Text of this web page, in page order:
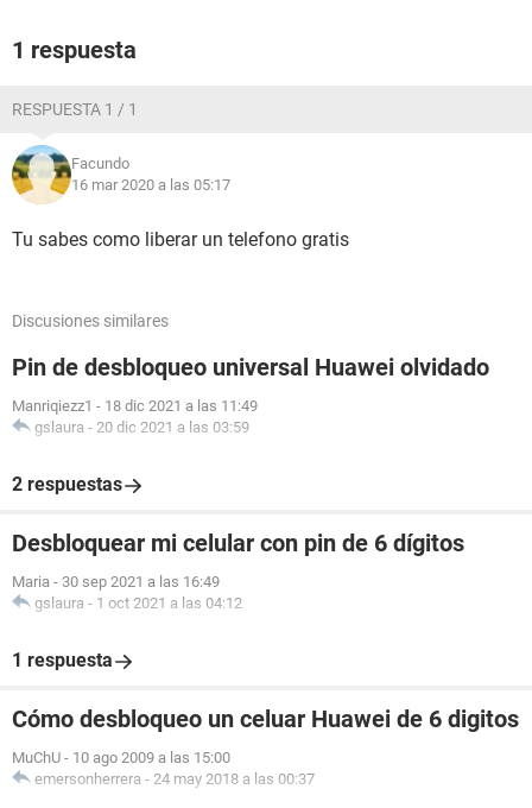
1 respuesta
RESPUESTA 1 / 1
Facundo
16 mar 2020 a las 05:17
Tu sabes como liberar un telefono gratis
Discusiones similares
Pin de desbloqueo universal Huawei olvidado
Manriqiezz1 - 18 dic 2021 a las 11:49
gslaura - 20 dic 2021 a las 03:59
2 respuestas
Desbloquear mi celular con pin de 6 dígitos
Maria - 30 sep 2021 a las 16:49
gslaura - 1 oct 2021 a las 04:12
1 respuesta
Cómo desbloqueo un celuar Huawei de 6 digitos
MuChU - 10 ago 2009 a las 15:00
emersonherrera - 24 may 2018 a las 00:37